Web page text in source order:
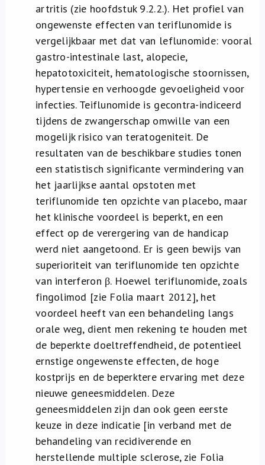
artritis (zie hoofdstuk 9.2.2.). Het profiel van
ongewenste effecten van teriflunomide is
vergelijkbaar met dat van leflunomide: vooral
gastro-intestinale last, alopecie,
hepatotoxiciteit, hematologische stoornissen,
hypertensie en verhoogde gevoeligheid voor
infecties. Teiflunomide is gecontra-indiceerd
tijdens de zwangerschap omwille van een
mogelijk risico van teratogeniteit. De
resultaten van de beschikbare studies tonen
een statistisch significante vermindering van
het jaarlijkse aantal opstoten met
teriflunomide ten opzichte van placebo, maar
het klinische voordeel is beperkt, en een
effect op de verergering van de handicap
werd niet aangetoond. Er is geen bewijs van
superioriteit van teriflunomide ten opzichte
van interferon β. Hoewel teriflunomide, zoals
fingolimod [zie Folia maart 2012], het
voordeel heeft van een behandeling langs
orale weg, dient men rekening te houden met
de beperkte doeltreffendheid, de potentieel
ernstige ongewenste effecten, de hoge
kostprijs en de beperktere ervaring met deze
nieuwe geneesmiddelen. Deze
geneesmiddelen zijn dan ook geen eerste
keuze in deze indicatie [in verband met de
behandeling van recidiverende en
herstellende multiple sclerose, zie Folia